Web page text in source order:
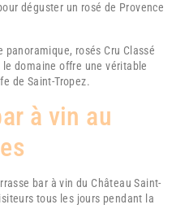
déguster un rosé de Provence
rosés Cru Classé
domaine offre une véritable
de Saint-Tropez.
à vin au
bar à vin du Château Saint-
tous les jours pendant la